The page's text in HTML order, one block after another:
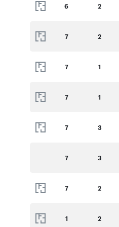
6 2
7 2
7 1
7 1
7 3
7 3
7 2
1 2